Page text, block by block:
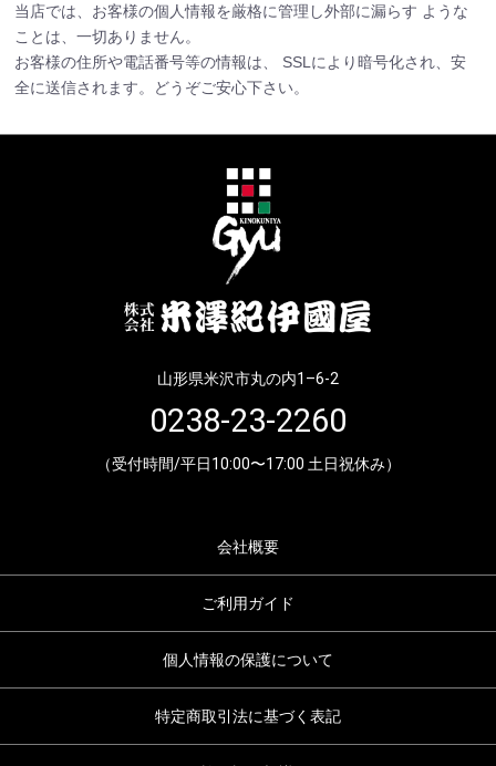
当店では、お客様の個人情報を厳格に管理し外部に漏らす ような
ことは、一切ありません。
お客様の住所や電話番号等の情報は、 SSLにより暗号化され、安
全に送信されます。どうぞご安心下さい。
山形県米沢市丸の内1–6-2
0238-23-2260
（受付時間/平日10:00〜17:00 土日祝休み）
会社概要
ご利用ガイド
個人情報の保護について
特定商取引法に基づく表記